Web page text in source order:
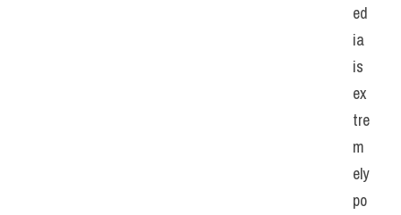
ed
ia
is
ex
tre
m
ely
po